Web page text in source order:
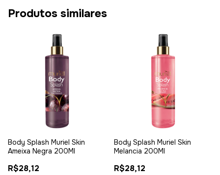
Produtos similares
Body Splash Muriel Skin
Ameixa Negra 200Ml
R$28,12
Body Splash Muriel Skin
Melancia 200Ml
R$28,12